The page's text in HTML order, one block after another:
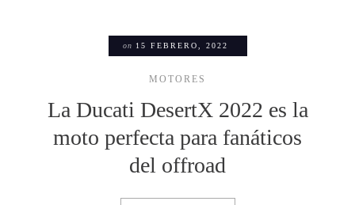
on 15 FEBRERO, 2022
MOTORES
La Ducati DesertX 2022 es la
moto perfecta para fanáticos
del offroad